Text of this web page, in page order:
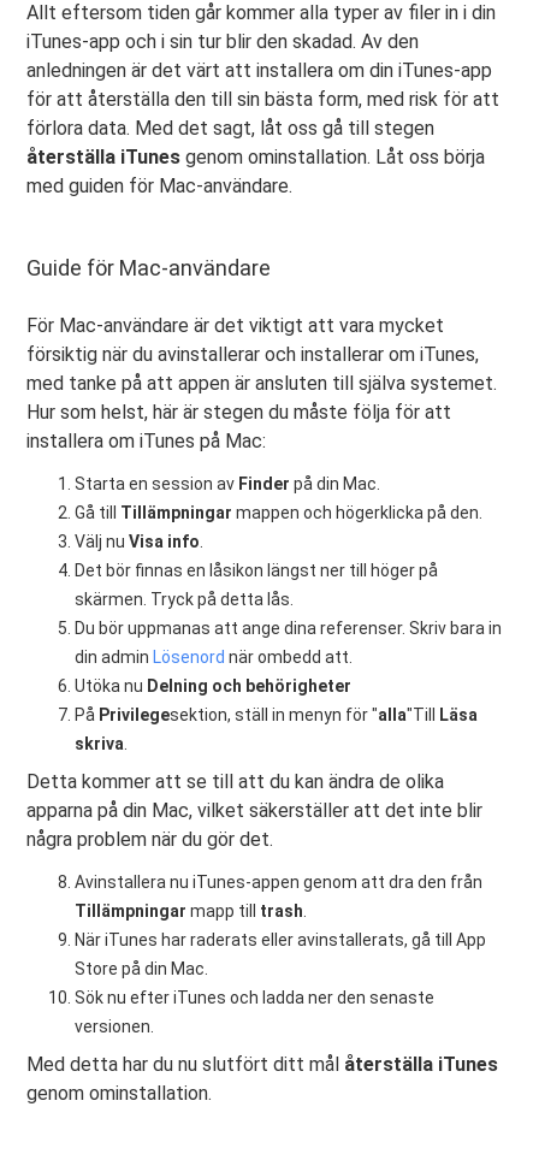
Allt eftersom tiden går kommer alla typer av filer in i din
iTunes-app och i sin tur blir den skadad. Av den
anledningen är det värt att installera om din iTunes-app
för att återställa den till sin bästa form, med risk för att
förlora data. Med det sagt, låt oss gå till stegen
återställa iTunesgenom ominstallation. Låt oss börja
med guiden för Mac-användare.
Guide för Mac-användare
För Mac-användare är det viktigt att vara mycket
försiktig när du avinstallerar och installerar om iTunes,
med tanke på att appen är ansluten till själva systemet.
Hur som helst, här är stegen du måste följa för att
installera om iTunes på Mac:
Starta en session av Finderpå din Mac.
Gå till Tillämpningarmappen och högerklicka på den.
Välj nuVisa info
Det bör finnas en låsikon längst ner till höger på
skärmen. Tryck på detta lås.
Du bör uppmanas att ange dina referenser. Skriv bara in
din admin Lösenord när ombedd att.
Utöka nu Delning och behörigheter
På Privilegesektion, ställ in menyn för "alla"Till
Läsa
skriva
Detta kommer att se till att du kan ändra de olika
apparna på din Mac, vilket säkerställer att det inte blir
några problem när du gör det.
Avinstallera nu iTunes-appen genom att dra den från
Tillämpningarmapp till trash
När iTunes har raderats eller avinstallerats, gå till App
Store på din Mac.
Sök nu efter iTunes och ladda ner den senaste
versionen.
Med detta har du nu slutfört ditt mål återställa iTunes
genom ominstallation.